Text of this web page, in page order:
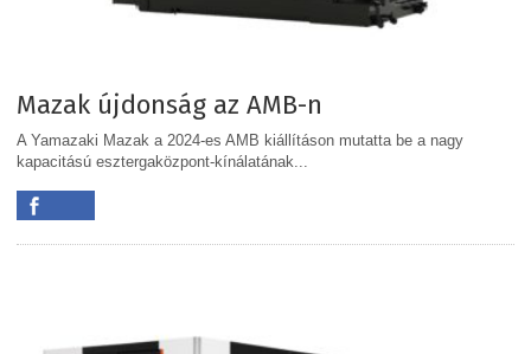
Mazak újdonság az AMB-n
A Yamazaki Mazak a 2024-es AMB kiállításon mutatta be a nagy
kapacitású esztergaközpont-kínálatának...